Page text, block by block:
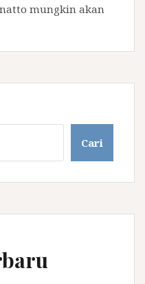
mungkin akan
Cari